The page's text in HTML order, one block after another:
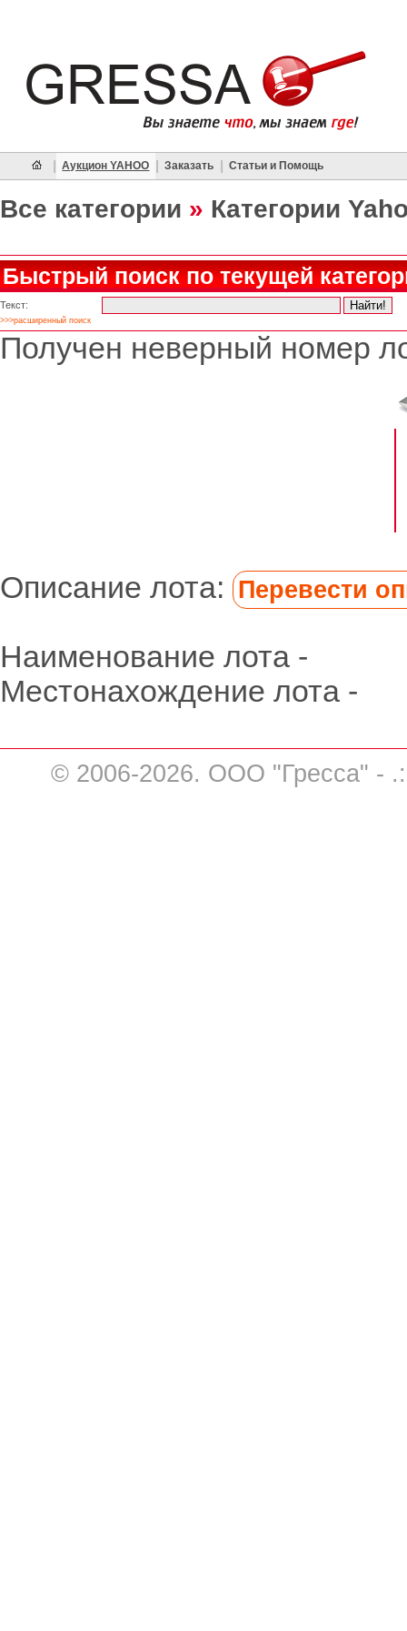
Аукцион YAHOO Заказать Статьи и Помощь
Все категории » Категории
Быстрый поиск по текущей
Текст:
>>>расширенный поиск
Получен неверный номер
Описание лота: Перевести
Наименование лота -
Местонахождение лота -
© 2006-2026. ООО "Гресса" -